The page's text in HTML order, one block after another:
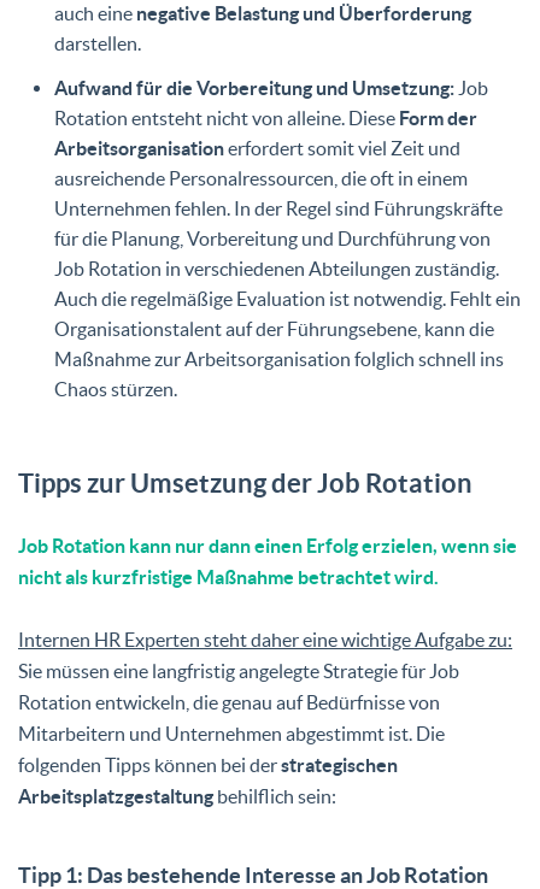
auch eine negative Belastung und Überforderung
darstellen.
Aufwand für die Vorbereitung und Umsetzung: Job
Rotation entsteht nicht von alleine. Diese Form der
Arbeitsorganisationerfordert somit viel Zeit und
ausreichende Personalressourcen, die oft in einem
Unternehmen fehlen. In der Regel sind Führungskräfte
für die Planung, Vorbereitung und Durchführung von
Job Rotation in verschiedenen Abteilungen zuständig.
Auch die regelmäßige Evaluation ist notwendig. Fehlt ein
Organisationstalent auf der Führungsebene, kann die
Maßnahme zur Arbeitsorganisation folglich schnell ins
Chaos stürzen.
Tipps zur Umsetzung der Job Rotation
Job Rotation kann nur dann einen Erfolg erzielen, wenn sie
nicht als kurzfristige Maßnahme betrachtet wird.
Internen HR Experten steht daher eine wichtige Aufgabe zu:
Sie müssen eine langfristig angelegte Strategie für Job
Rotation entwickeln, die genau auf Bedürfnisse von
Mitarbeitern und Unternehmen abgestimmt ist. Die
folgenden Tipps können bei derstrategischen
Arbeitsplatzgestaltung behilflich sein:
Tipp 1: Das bestehende Interesse an Job Rotation